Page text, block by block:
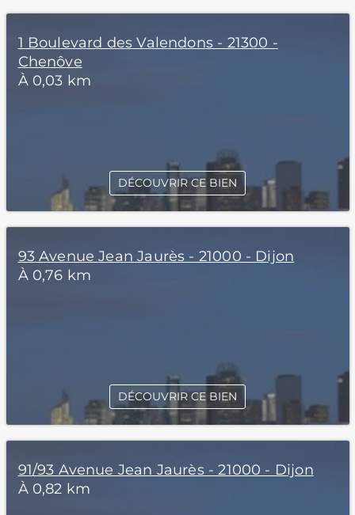
1 Boulevard des Valendons - 21300 -
Chenôve
À 0,03 km
DÉCOUVRIR CE BIEN
93 Avenue Jean Jaurès - 21000 - Dijon
À 0,76 km
DÉCOUVRIR CE BIEN
91/93 Avenue Jean Jaurès - 21000 - Dijon
À 0,82 km